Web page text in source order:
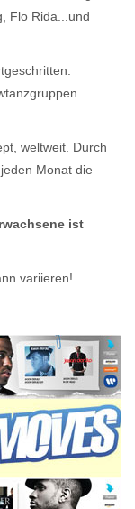
Flo Rida...und
weltweit. Durch
Monat die
ist
variieren!